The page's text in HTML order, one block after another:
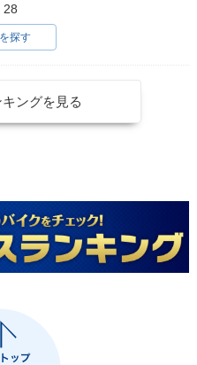
28
探す
ングを見る